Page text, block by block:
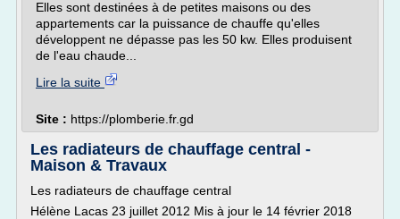
Elles sont destinées à de petites maisons ou des
appartements car la puissance de chauffe qu'elles
développent ne dépasse pas les 50 kw. Elles produisent
de l'eau chaude...
Lire la suite
Site : https://plomberie.fr.gd
Les radiateurs de chauffage central -
Maison & Travaux
Les radiateurs de chauffage central
Hélène Lacas 23 juillet 2012 Mis à jour le 14 février 2018